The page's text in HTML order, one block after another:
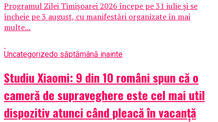
Programul Zilei Timișoarei 2026 începe pe 31 iulie și se
încheie pe 3 august, cu manifestări organizate în mai
multe...
Uncategorizedo săptămână inainte
Studiu Xiaomi: 9 din 10 români spun că o
cameră de supraveghere este cel mai util
dispozitiv atunci când pleacă în vacanță